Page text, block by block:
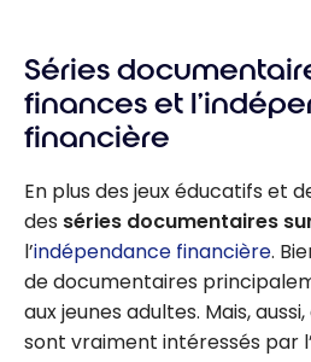
Séries
finances et
financière
En plus des jeux éducatifs et
des séries documentaires
l’indépendance financière.
de documentaires
aux jeunes adultes. Mais,
sont vraiment intéressés par